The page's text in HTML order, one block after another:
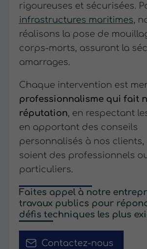
rigoureuses et sécurisées.
infrastructures maritimes,
réalisons la pose de
corps-morts, assurant la
amarrages.
Chaque intervention est
professionnalisme qui fait
réputation, en respectant
en apportant des conseils
personnalisés à nos clients,
soient des professionnels
particuliers.
Faites appel à notre
travaux publics pour
défis techniques les plus
Contactez-nous